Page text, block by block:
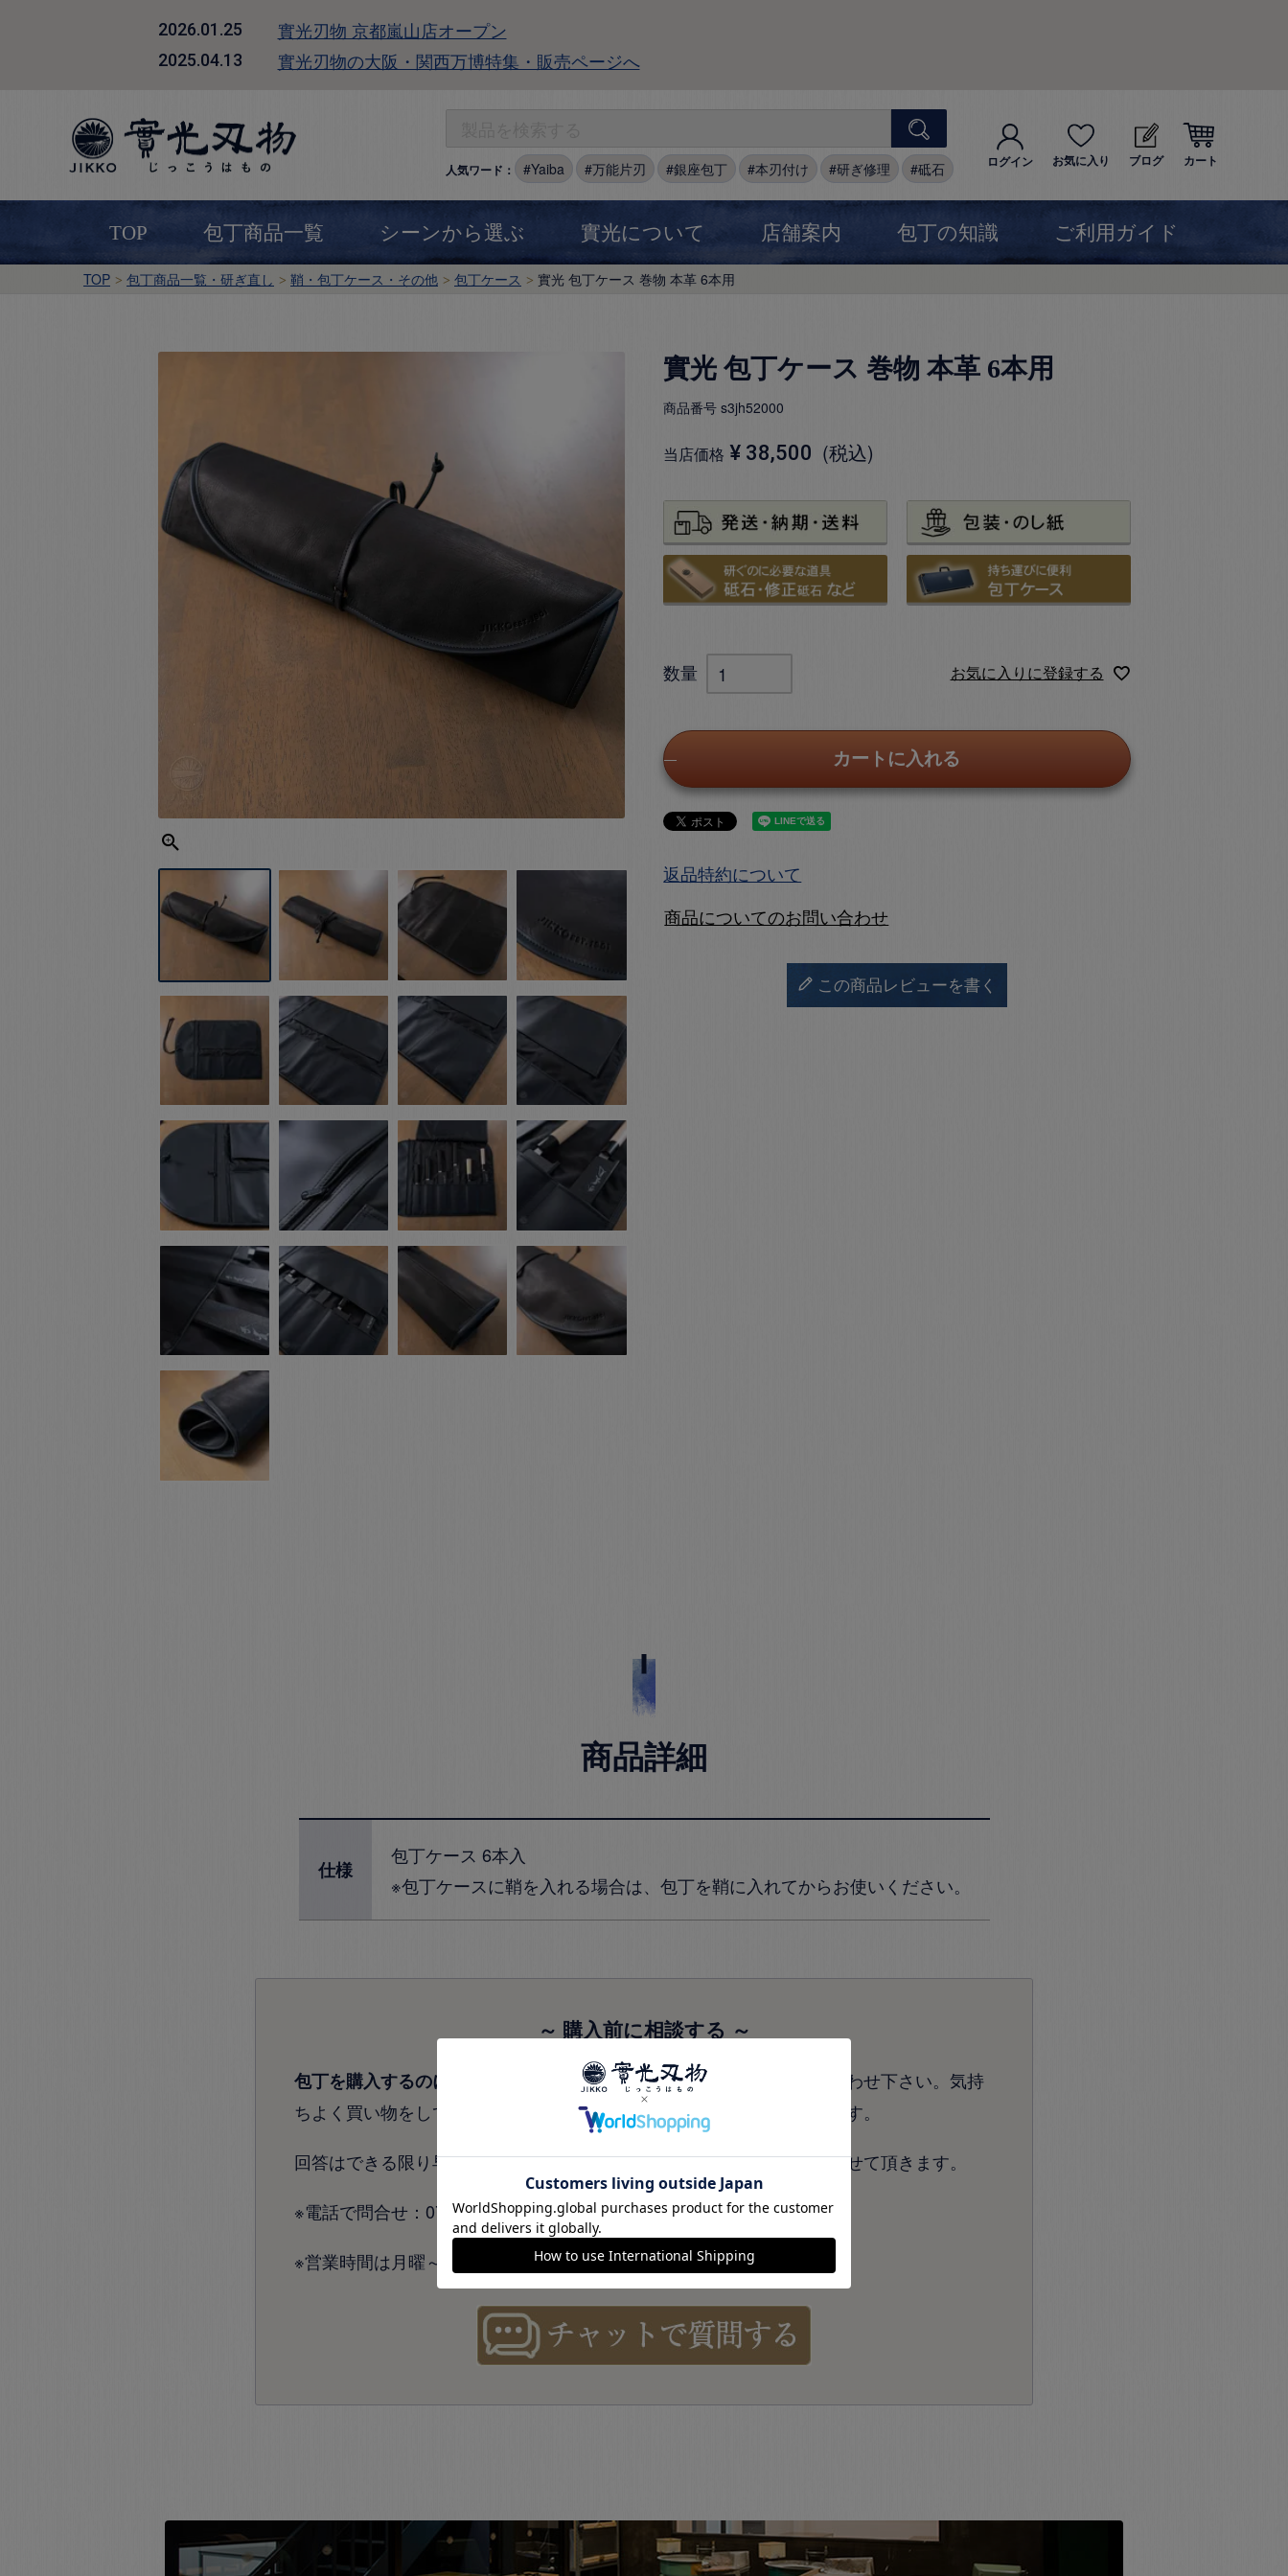
2026.01.25 實光刃物 京都嵐山店オープン
2025.04.13 實光刃物の大阪・関西万博特集・販売ページへ
人気ワード： Yaiba 万能片刃 銀座包丁 本刃付け 研ぎ修理 砥石 ログイン お気に入り ブログ カート
TOP 包丁商品一覧 シーンから選ぶ 實光について 店舗案内 包丁の知識 ご利用ガイド
TOP 包丁商品一覧・研ぎ直し 鞘・包丁ケース・その他 包丁ケース 實光 包丁ケース 巻物 本革 6本用
實光 包丁ケース 巻物 本革 6本用
商品番号 s3jh52000
当店価格 ¥ 38,500 税込
お気に入りに登録する
カートに入れる
返品特約について
商品についてのお問い合わせ
この商品レビューを書く
商品詳細
仕様
包丁ケース 6本入
※包丁ケースに鞘を入れる場合は、包丁を鞘に入れてからお使いください。
～ 購入前に相談する ～
包丁を購入するのに心配な事など
がありましたら、チャットでお問い合わせ下さい。気持
ちよく買い物をして頂けますようオペレーターが相談に乗らせて頂きます。
回答はできる限り早く回答させて頂きます。時間外は翌営業日に回答させて頂きます。
※電話で問合せ：072-229-2244
※営業時間は月曜～金曜 10:00～18:00（休日：土日祝）